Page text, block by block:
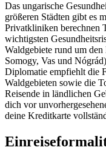
Das ungarische
größeren Städten gibt es
Privatkliniken berechnen
wichtigsten
Waldgebiete rund um
Somogy, Vas und
Diplomatie empfiehlt die
Waldgebieten sowie die
Reisende in ländlichen
dich vor
deine Kreditkarte